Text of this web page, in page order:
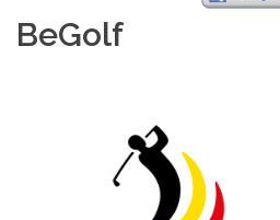
BeGolf